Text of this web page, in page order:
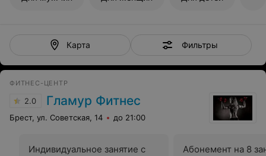
Карта Фильтры
ФИТНЕС-ЦЕНТР
2.0 Гламур Фитнес
Брест, ул. Советская, 14 до 21:00
Индивидуальное занятие с
Абонемент на 8